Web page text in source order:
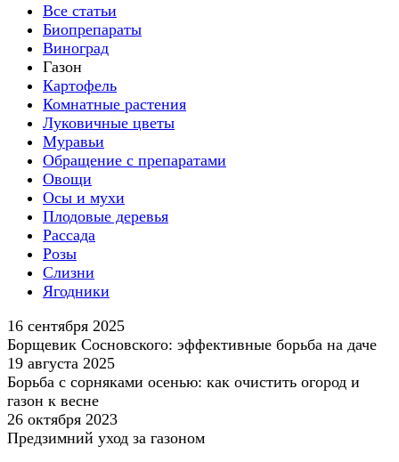
Все статьи
Биопрепараты
Виноград
Газон
Картофель
Комнатные растения
Луковичные цветы
Муравьи
Обращение с препаратами
Овощи
Осы и мухи
Плодовые деревья
Рассада
Розы
Слизни
Ягодники
16 сентября 2025
Борщевик Сосновского: эффективные борьба на даче
19 августа 2025
Борьба с сорняками осенью: как очистить огород и
газон к весне
26 октября 2023
Предзимний уход за газоном